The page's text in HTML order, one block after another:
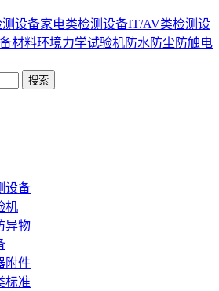
设备家电类检测设备IT/AV类检测设
材料环境力学试验机防水防尘防触电
搜索
设备
机
异物
附件
标准